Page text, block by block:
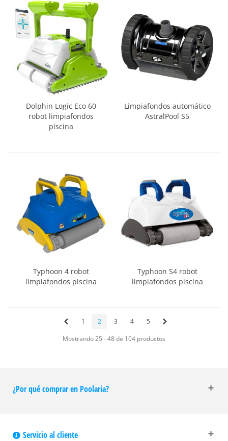
Dolphin Logic Eco 60
robot limpiafondos
piscina
Limpiafondos automático
AstralPool S5
Typhoon 4 robot
limpiafondos piscina
Typhoon S4 robot
limpiafondos piscina
1 2 3 4
5
Mostrando 25 - 48 de 104 productos
¿Por qué comprar en Poolaria?
Servicio al cliente